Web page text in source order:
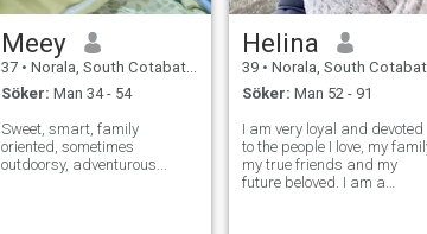
Meey
37 • Norala, South Cotabato, Filippinerna
Söker: Man 34 - 54
Sweet, smart, family
oriented, sometimes
outdoorsy, adventurous...
Helina
39 • Norala, South Cotabato, Filippinerna
Söker: Man 52 - 91
I am very loyal and devoted
to the people I love, my
my true friends and my
future beloved. I am a